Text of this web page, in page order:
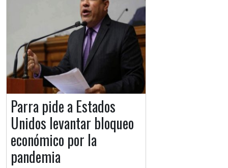
Parra pide a Estados
Unidos levantar bloqueo
económico por la
pandemia